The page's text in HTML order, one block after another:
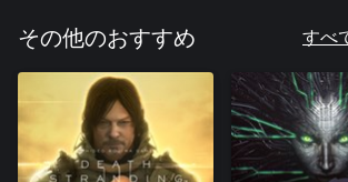
その他のおすすめ すべ